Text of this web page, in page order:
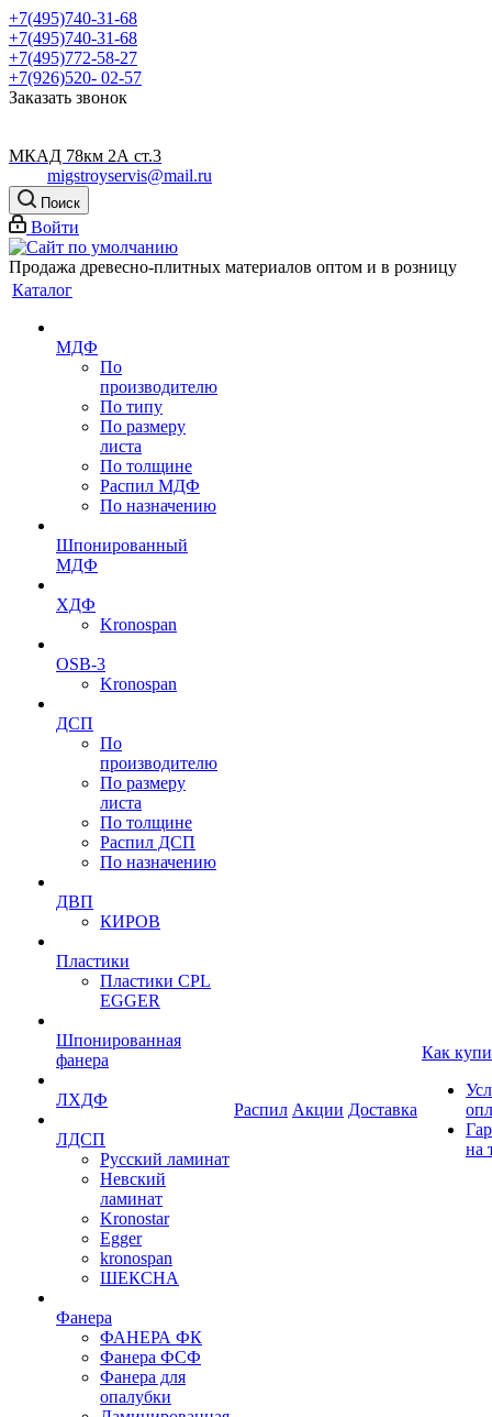
+7(495)740-31-68
+7(495)740-31-68
+7(495)772-58-27
+7(926)520- 02-57
Заказать звонок
МКАД 78км 2А ст.3
migstroyservis@mail.ru
Поиск
Войти
Продажа древесно-плитных материалов оптом и в розницу
Каталог
МДФ
По
производителю
По типу
По размеру
листа
По толщине
Распил МДФ
По назначению
Шпонированный
МДФ
ХДФ
Kronospan
OSB-3
Kronospan
ДСП
По
производителю
По размеру
листа
По толщине
Распил ДСП
По назначению
ДВП
КИРОВ
Пластики
Пластики CPL
EGGER
Шпонированная
фанера
ЛХДФ
ЛДСП
Русский ламинат
Невский
ламинат
Kronostar
Egger
kronospan
ШЕКСНА
Фанера
ФАНЕРА ФК
Фанера ФСФ
Фанера для
опалубки
Распил Акции Доставка
Как
на